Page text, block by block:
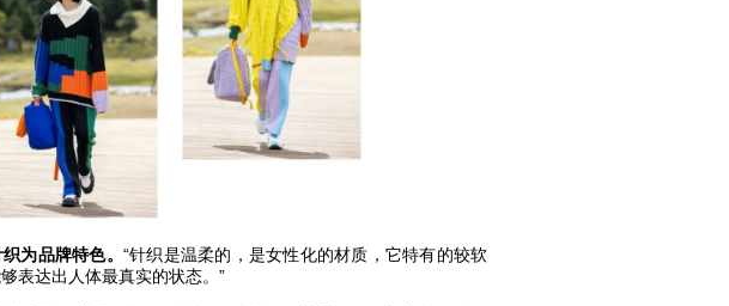
为品牌特色。 “针织是温柔的，是女性化的材质，它特有的较软
表达出人体最真实的状态。”